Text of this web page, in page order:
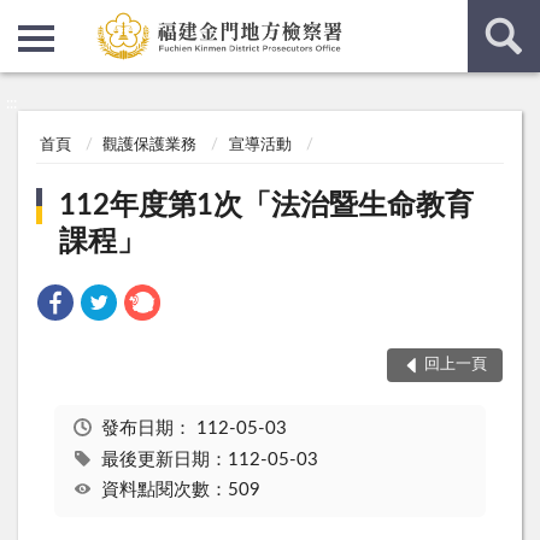
首頁 觀護保護業務 宣導活動
112年度第1次「法治暨生命教育
課程」
回上一頁
發布日期： 112-05-03
最後更新日期：112-05-03
資料點閱次數：509